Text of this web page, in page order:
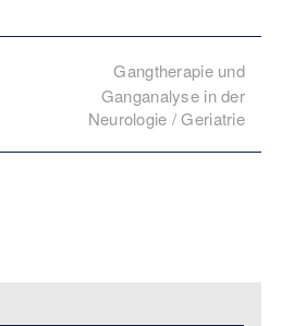
Gangtherapie und
Ganganalyse in der
Neurologie / Geriatrie